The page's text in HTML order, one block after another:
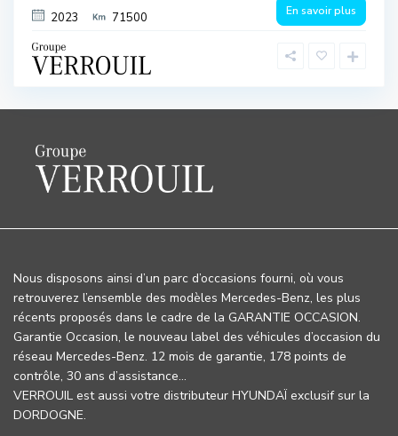
2023 71500 En savoir plus
Nous disposons ainsi d’un parc d’occasions fourni, où vous
retrouverez l’ensemble des modèles Mercedes-Benz, les plus
récents proposés dans le cadre de la GARANTIE OCCASION.
Garantie Occasion, le nouveau label des véhicules d’occasion du
réseau Mercedes-Benz. 12 mois de garantie, 178 points de
contrôle, 30 ans d’assistance…
VERROUIL est aussi votre distributeur HYUNDAÏ exclusif sur la
DORDOGNE.